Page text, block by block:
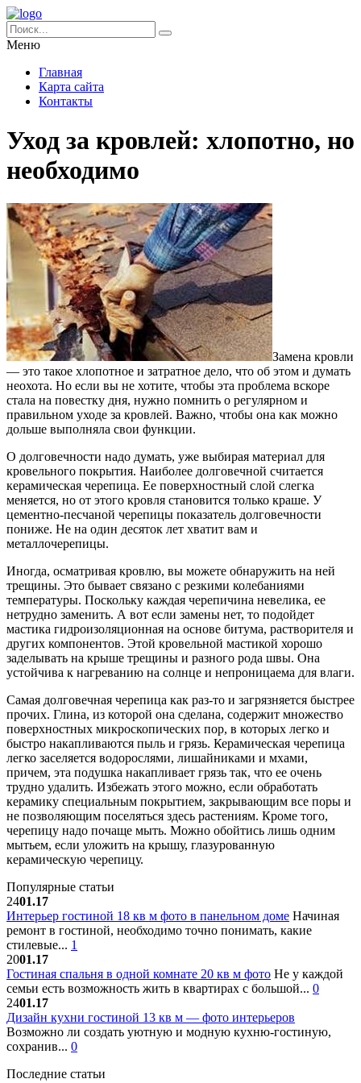
Меню
Главная
Карта сайта
Контакты
Уход за кровлей: хлопотно, но
необходимо
Замена кровли
— это такое хлопотное и затратное дело, что об этом и думать
неохота. Но если вы не хотите, чтобы эта проблема вскоре
стала на повестку дня, нужно помнить о регулярном и
правильном уходе за кровлей. Важно, чтобы она как можно
дольше выполняла свои функции.
О долговечности надо думать, уже выбирая материал для
кровельного покрытия. Наиболее долговечной считается
керамическая черепица. Ее поверхностный слой слегка
меняется, но от этого кровля становится только краше. У
цементно-песчаной черепицы показатель долговечности
пониже. Не на один десяток лет хватит вам и
металлочерепицы.
Иногда, осматривая кровлю, вы можете обнаружить на ней
трещины. Это бывает связано с резкими колебаниями
температуры. Поскольку каждая черепичина невелика, ее
нетрудно заменить. А вот если замены нет, то подойдет
мастика гидроизоляционная на основе битума, растворителя и
других компонентов. Этой кровельной мастикой хорошо
заделывать на крыше трещины и разного рода швы. Она
устойчива к нагреванию на солнце и непроницаема для влаги.
Самая долговечная черепица как раз-то и загрязняется быстрее
прочих. Глина, из которой она сделана, содержит множество
поверхностных микроскопических пор, в которых легко и
быстро накапливаются пыль и грязь. Керамическая черепица
легко заселяется водорослями, лишайниками и мхами,
причем, эта подушка накапливает грязь так, что ее очень
трудно удалить. Избежать этого можно, если обработать
керамику специальным покрытием, закрывающим все поры и
не позволяющим поселяться здесь растениям. Кроме того,
черепицу надо почаще мыть. Можно обойтись лишь одним
мытьем, если уложить на крышу, глазурованную
керамическую черепицу.
Популярные статьи
2401.17
Интерьер гостиной 18 кв м фото в панельном доме Начиная
ремонт в гостиной, необходимо точно понимать, какие
стилевые... 1
2001.17
Гостиная спальня в одной комнате 20 кв м фото Не у каждой
семьи есть возможность жить в квартирах с большой... 0
2401.17
Дизайн кухни гостиной 13 кв м — фото интерьеров
Возможно ли создать уютную и модную кухню-гостиную,
сохранив... 0
Последние статьи